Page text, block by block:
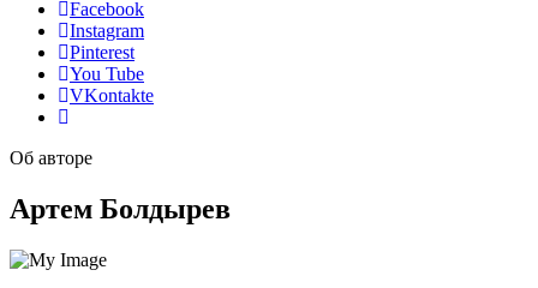
Facebook
Instagram
Pinterest
You Tube
VKontakte
Об авторе
Артем Болдырев